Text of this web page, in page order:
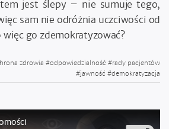
jest ślepy – nie sumuje tego,
sam nie odróżnia uczciwości od
go zdemokratyzować?
zdrowia #odpowiedzialność #rady pacjentów
#jawność #demokratyzacja